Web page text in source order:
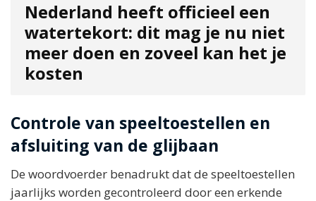
Nederland heeft officieel een
watertekort: dit mag je nu niet
meer doen en zoveel kan het je
kosten
Controle van speeltoestellen en
afsluiting van de glijbaan
De woordvoerder benadrukt dat de speeltoestellen
jaarlijks worden gecontroleerd door een erkende